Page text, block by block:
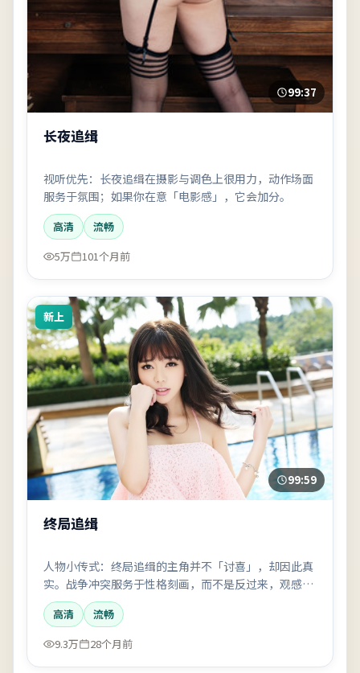
99:37
长夜追缉
视听优先：长夜追缉在摄影与调色上很用力，动作场面
服务于氛围；如果你在意「电影感」，它会加分。
高清
流畅
5万
101个月前
新上
99:59
终局追缉
人物小传式：终局追缉的主角并不「讨喜」，却因此真
实。战争冲突服务于性格刻画，而不是反过来，观感会
偏文艺一点。
高清
流畅
9.3万
28个月前